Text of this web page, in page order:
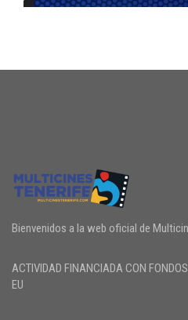
Bienvenidos a la web oficial de
ACTIVIDAD FINANCIADA CON
EU